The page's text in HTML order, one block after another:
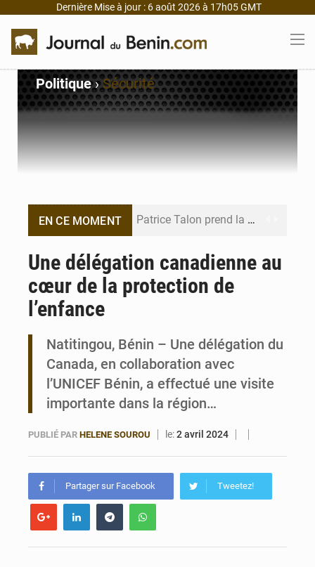
Dernière Mise à jour : 6 août 2026 à 17h05 GMT
Politique›Sécurité
EN CE MOMENT Patrice Talon prend la tête du premier bureau du Sénat du Bénin
Bénin : 14,5 milliards de dollars pour faire de la CDN 3.0 un bouclier économique
Une délégation canadienne au
cœur de la protection de
l’enfance
Natitingou, Bénin – Une délégation du
Canada, en collaboration avec
l’UNICEF Bénin, a effectué une visite
importante dans la région…
PUBLIÉ PAR HELENE SOUROU le:2 avril 2024
Partager sur Facebook Tweetez!